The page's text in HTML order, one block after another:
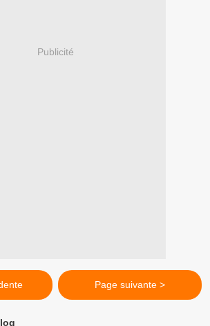
Publicité
Page suivante >